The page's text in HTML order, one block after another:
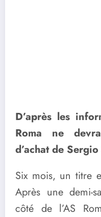
D’après les
Roma ne
d’achat de
Six mois, un titre
Après une demi-
côté de l’AS